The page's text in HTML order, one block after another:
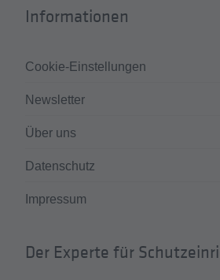
Informationen
Cookie-Einstellungen
Newsletter
Über uns
Datenschutz
Impressum
Der Experte für